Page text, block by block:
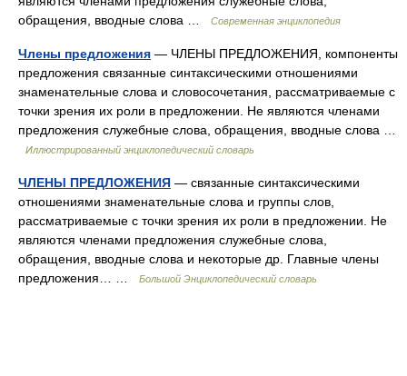
обращения, вводные слова …
Современная энциклопедия
Члены предложения — ЧЛЕНЫ ПРЕДЛОЖЕНИЯ, компоненты
предложения связанные синтаксическими отношениями
знаменательные слова и словосочетания, рассматриваемые с
точки зрения их роли в предложении. Не являются членами
предложения служебные слова, обращения, вводные слова …
Иллюстрированный энциклопедический словарь
ЧЛЕНЫ ПРЕДЛОЖЕНИЯ — связанные синтаксическими
отношениями знаменательные слова и группы слов,
рассматриваемые с точки зрения их роли в предложении. Не
являются членами предложения служебные слова,
обращения, вводные слова и некоторые др. Главные члены
предложения… …
Большой Энциклопедический словарь